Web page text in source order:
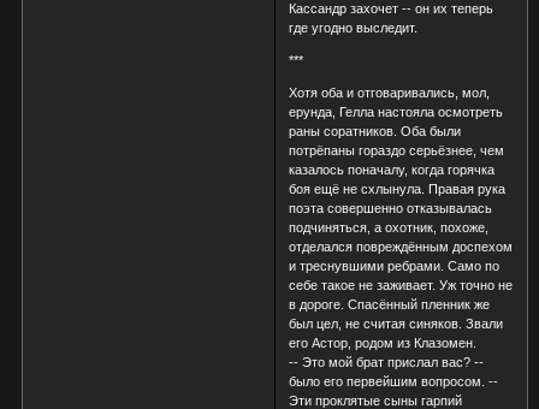
Кассандр захочет -- он их теперь
где угодно выследит.
***
Хотя оба и отговаривались, мол,
ерунда, Гелла настояла осмотреть
раны соратников. Оба были
потрёпаны гораздо серьёзнее, чем
казалось поначалу, когда горячка
боя ещё не схлынула. Правая рука
поэта совершенно отказывалась
подчиняться, а охотник, похоже,
отделался повреждённым доспехом
и треснувшими ребрами. Само по
себе такое не заживает. Уж точно не
в дороге. Спасённый пленник же
был цел, не считая синяков. Звали
его Астор, родом из Клазомен.
-- Это мой брат прислал вас? --
было его первейшим вопросом. --
Эти проклятые сыны гарпий